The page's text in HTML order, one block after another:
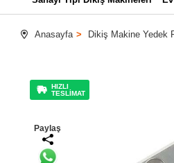
Anasayfa Dikiş Makine Yedek
HIZLI
TESLİMAT
Paylaş